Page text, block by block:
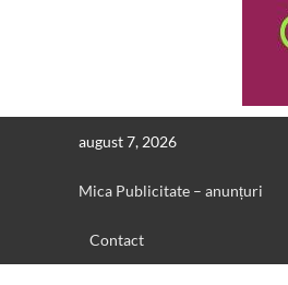
august 7, 2026
Mica Publicitate – anunțuri
Contact